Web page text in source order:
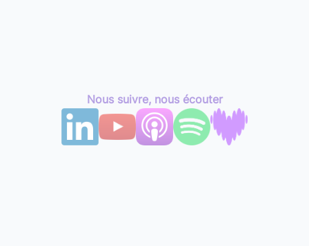
Nous suivre, nous écouter